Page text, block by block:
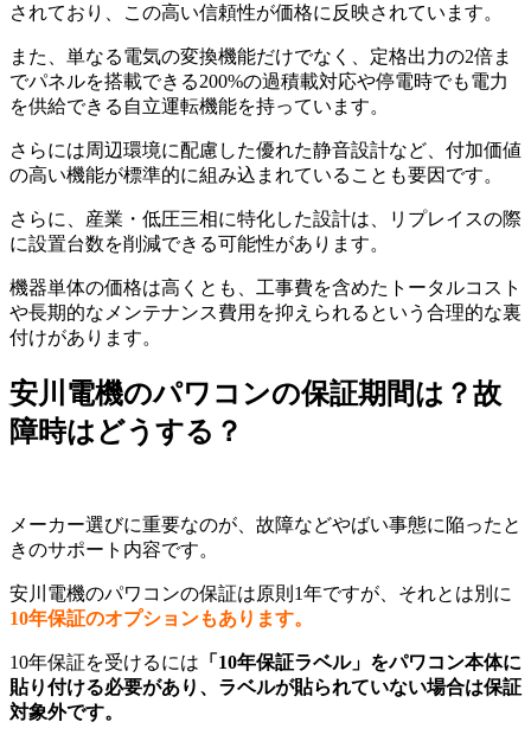
されており、この高い信頼性が価格に反映されています。
また、単なる電気の変換機能だけでなく、定格出力の2倍ま
でパネルを搭載できる200%の過積載対応や停電時でも電力
を供給できる自立運転機能を持っています。
さらには周辺環境に配慮した優れた静音設計など、付加価値
の高い機能が標準的に組み込まれていることも要因です。
さらに、産業・低圧三相に特化した設計は、リプレイスの際
に設置台数を削減できる可能性があります。
機器単体の価格は高くとも、工事費を含めたトータルコスト
や長期的なメンテナンス費用を抑えられるという合理的な裏
付けがあります。
安川電機のパワコンの保証期間は？故
障時はどうする？
メーカー選びに重要なのが、故障などやばい事態に陥ったと
きのサポート内容です。
安川電機のパワコンの保証は原則1年ですが、それとは別に
10年保証のオプションもあります。
10年保証を受けるには 「10年保証ラベル」をパワコン本体に
貼り付ける必要があり、ラベルが貼られていない場合は保証
対象外です。